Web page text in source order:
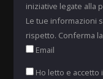
iniziative legate alla
Le tue informazioni
rispetto. Conferma
Email
Ho letto e